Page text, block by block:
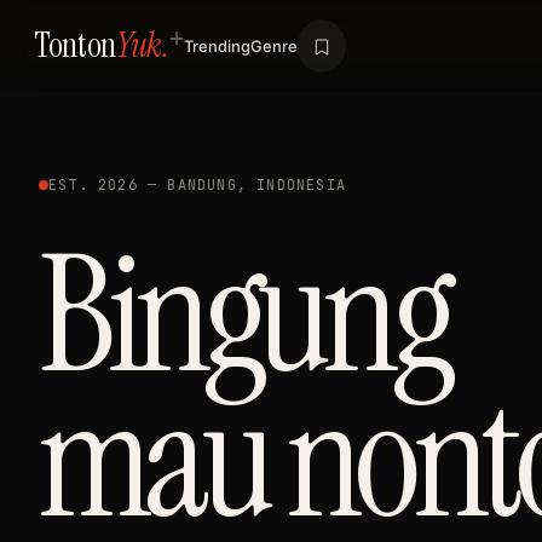
TontonYuk. TrendingGenre
EST. 2026 — BANDUNG, INDONESIA
Bingung
mau